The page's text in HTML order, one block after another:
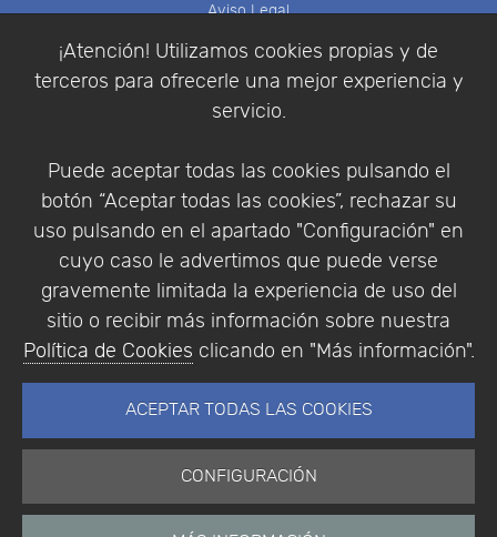
¡Atención! Utilizamos cookies propias y de
terceros para ofrecerle una mejor experiencia y
servicio.
Puede aceptar todas las cookies pulsando el
botón “Aceptar todas las cookies”, rechazar su
uso pulsando en el apartado "Configuración" en
cuyo caso le advertimos que puede verse
gravemente limitada la experiencia de uso del
sitio o recibir más información sobre nuestra
Política de Cookies clicando en "Más información".
ACEPTAR TODAS LAS COOKIES
CONFIGURACIÓN
Aviso Legal
Política de Privacidad
Condiciones de compra
Identificarse
Empresa|Aviso Legal| Política de Privacidad |
Política de Cookies
© Copyright 1994 - 2026. Addlink Software
Científico, S.L.
Portugal.